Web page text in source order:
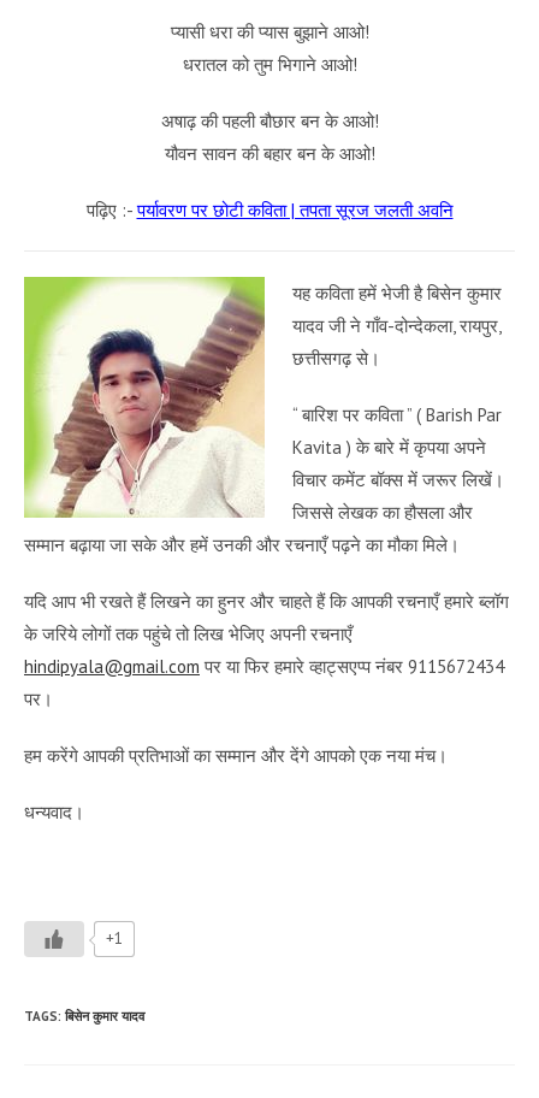
प्यासी धरा की प्यास बुझाने आओ!
धरातल को तुम भिगाने आओ!
अषाढ़ की पहली बौछार बन के आओ!
यौवन सावन की बहार बन के आओ!
पढ़िए :-पर्यावरण पर छोटी कविता | तपता सूरज जलती अवनि
यह कविता हमें भेजी है बिसेन कुमार
यादव जी ने गाँव-दोन्देकला, रायपुर,
छत्तीसगढ़ से।
“ बारिश पर कविता ” ( Barish Par
Kavita ) के बारे में कृपया अपने
विचार कमेंट बॉक्स में जरूर लिखें।
जिससे लेखक का हौसला और
सम्मान बढ़ाया जा सके और हमें उनकी और रचनाएँ पढ़ने का मौका मिले।
यदि आप भी रखते हैं लिखने का हुनर और चाहते हैं कि आपकी रचनाएँ हमारे ब्लॉग
के जरिये लोगों तक पहुंचे तो लिख भेजिए अपनी रचनाएँ
hindipyala@gmail.com पर या फिर हमारे व्हाट्सएप्प नंबर 9115672434
पर।
हम करेंगे आपकी प्रतिभाओं का सम्मान और देंगे आपको एक नया मंच।
धन्यवाद।
+1
TAGS: बिसेन कुमार यादव